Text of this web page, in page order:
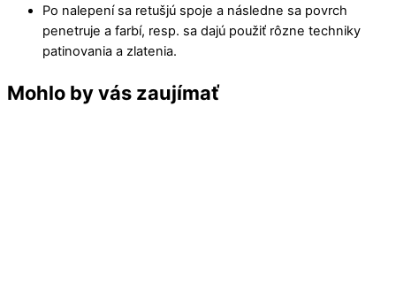
Po nalepení sa retušjú spoje a následne sa povrch
penetruje a farbí, resp. sa dajú použiť rôzne techniky
patinovania a zlatenia.
Mohlo by vás zaujímať